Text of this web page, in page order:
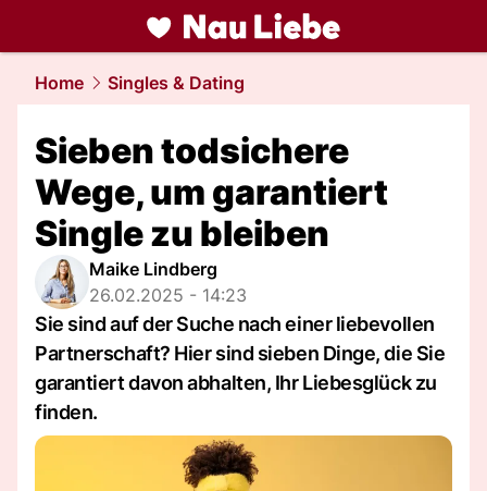
liebe.NAU.ch
Home Singles & Dating
Sieben todsichere
Wege, um garantiert
Single zu bleiben
Maike Lindberg
26.02.2025 - 14:23
Sie sind auf der Suche nach einer liebevollen
Partnerschaft? Hier sind sieben Dinge, die Sie
garantiert davon abhalten, Ihr Liebesglück zu
finden.